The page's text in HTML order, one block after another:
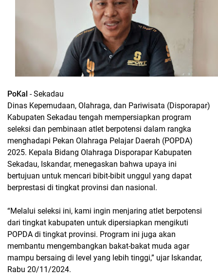
PoKal - Sekadau
Dinas Kepemudaan, Olahraga, dan Pariwisata (Disporapar)
Kabupaten Sekadau tengah mempersiapkan program
seleksi dan pembinaan atlet berpotensi dalam rangka
menghadapi Pekan Olahraga Pelajar Daerah (POPDA)
2025. Kepala Bidang Olahraga Disporapar Kabupaten
Sekadau, Iskandar, menegaskan bahwa upaya ini
bertujuan untuk mencari bibit-bibit unggul yang dapat
berprestasi di tingkat provinsi dan nasional.
“Melalui seleksi ini, kami ingin menjaring atlet berpotensi
dari tingkat kabupaten untuk dipersiapkan mengikuti
POPDA di tingkat provinsi. Program ini juga akan
membantu mengembangkan bakat-bakat muda agar
mampu bersaing di level yang lebih tinggi,” ujar Iskandar,
Rabu 20/11/2024.